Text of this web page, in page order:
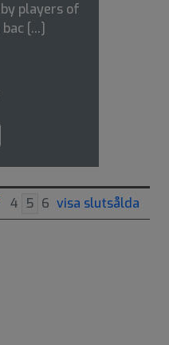
players of
[...]
visa slutsålda